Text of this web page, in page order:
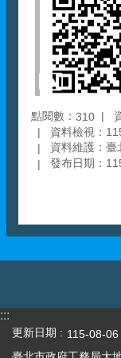
點閱數： 310
資料檢視：
資料維護：臺
發布日期：
:::
更新日期
115-08-06